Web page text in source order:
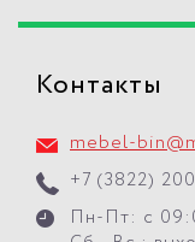
Контакты
mebel-
+7 (3822)
Пн-Пт: с